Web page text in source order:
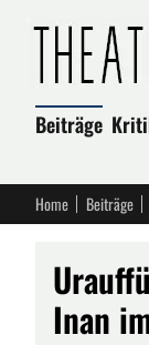
Beiträge
Home Beiträge
Inan